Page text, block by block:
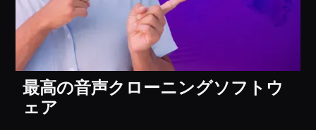
最高の音声クローニングソフトウ
ェア